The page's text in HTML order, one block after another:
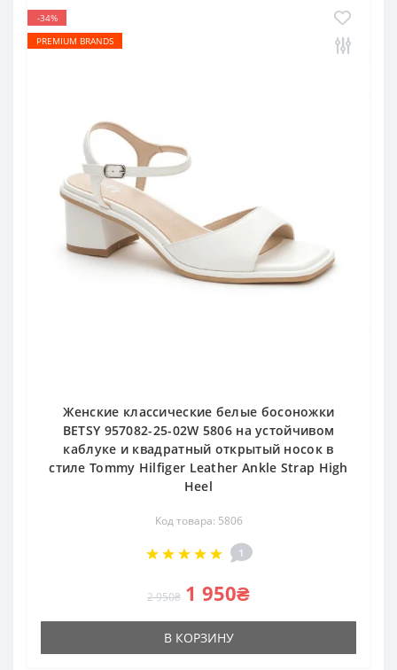
-34%
PREMIUM BRANDS
Женские классические белые босоножки
BETSY 957082-25-02W 5806 на устойчивом
каблуке и квадратный открытый носок в
стиле Tommy Hilfiger Leather Ankle Strap High
Heel
Код товара: 5806
1
2 950₴ 1 950₴
В КОРЗИНУ